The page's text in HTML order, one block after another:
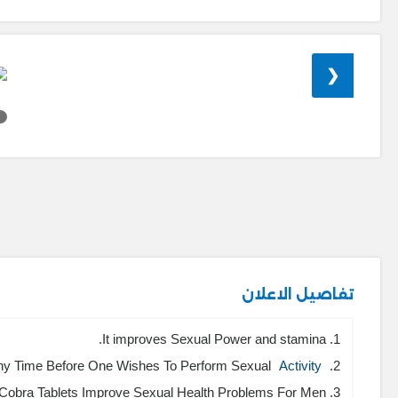
❮
تفاصيل الاعلان
1. It improves Sexual Power and stamina.
2. It can Be Consumed Any Time Before One Wishes To Perform Sexual
Activity
3. Thes is Cobra Tablets Improve Sexual Health Problems For Men.